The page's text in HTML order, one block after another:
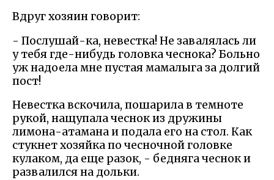
Вдруг хозяин говорит:
- Послушай-ка, невестка! Не завалялась ли
у тебя где-нибудь головка чеснока? Больно
уж надоела мне пустая мамалыга за долгий
пост!
Невестка вскочила, пошарила в темноте
рукой, нащупала чеснок из дружины
лимона-атамана и подала его на стол. Как
стукнет хозяйка по чесночной головке
кулаком, да еще разок, - бедняга чеснок и
развалился на дольки.